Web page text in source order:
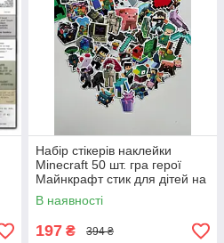
Набір стікерів наклейки
Minecraft 50 шт. гра герої
Майнкрафт стик для дітей на
телефон-казані
В наявності
197 ₴ 394 ₴